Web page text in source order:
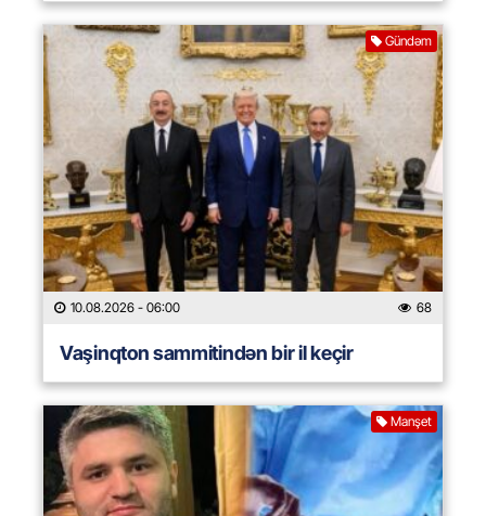
Gündəm
10.08.2026 - 06:00 68
Vaşinqton sammitindən bir il keçir
Manşet